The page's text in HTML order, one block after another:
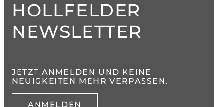
HOLLFELDER
NEWSLETTER
JETZT ANMELDEN UND KEINE
NEUIGKEITEN MEHR VERPASSEN.
ANMELDEN